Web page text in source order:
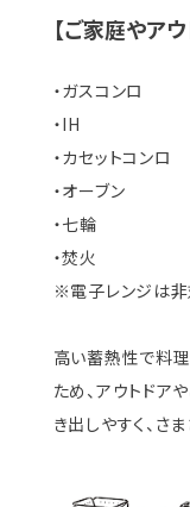
【ご家庭やア
・ガスコンロ
・IH
・カセットコンロ
・オーブン
・七輪
・焚火
※電子レンジは非
高い蓄熱性で料
ため、アウトドア
き出しやすく、さ